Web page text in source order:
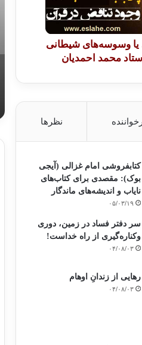
قطب
یا وسوسه‌های شیطانی
محمد احمدیان
نظرها
کتابفروشی امام غزالی (آیجی
بوک): مقصدی برای کتاب‌های
نایاب و اندیشه‌های ماندگار
۰۵/۰۳/۱۹
سر دفتر فساد در زمین‌، دوری
وکناره‌گیری از راه خداست‌!
۰۴/۰۸/۰۳
رهایی از زندانِ اوهام
۰۴/۰۸/۰۳